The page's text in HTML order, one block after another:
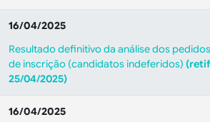
16/04/2025
Resultado definitivo da análise dos
de inscrição (candidatos indeferidos)
25/04/2025)
16/04/2025